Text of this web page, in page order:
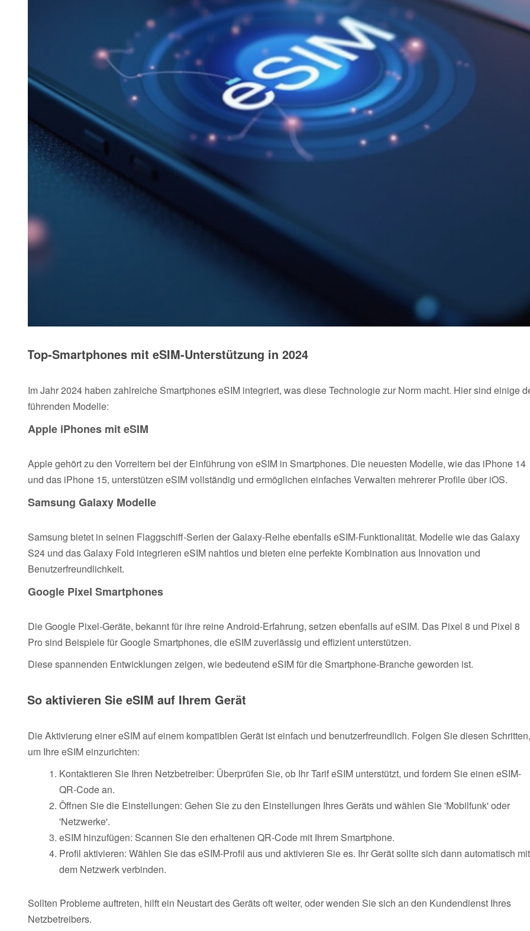
Top-Smartphones mit eSIM-Unterstützung in 2024
Im Jahr 2024 haben zahlreiche Smartphones eSIM integriert, was diese Technologie zur Norm macht. Hier sind einige
führenden Modelle:
Apple iPhones mit eSIM
Apple gehört zu den Vorreitern bei der Einführung von eSIM in Smartphones. Die neuesten Modelle, wie das iPhone 14
und das iPhone 15, unterstützen eSIM vollständig und ermöglichen einfaches Verwalten mehrerer Profile über iOS.
Samsung Galaxy Modelle
Samsung bietet in seinen Flaggschiff-Serien der Galaxy-Reihe ebenfalls eSIM-Funktionalität. Modelle wie das Galaxy
S24 und das Galaxy Fold integrieren eSIM nahtlos und bieten eine perfekte Kombination aus Innovation und
Benutzerfreundlichkeit.
Google Pixel Smartphones
Die Google Pixel-Geräte, bekannt für ihre reine Android-Erfahrung, setzen ebenfalls auf eSIM. Das Pixel 8 und Pixel 8
Pro sind Beispiele für Google Smartphones, die eSIM zuverlässig und effizient unterstützen.
Diese spannenden Entwicklungen zeigen, wie bedeutend eSIM für die Smartphone-Branche geworden ist.
So aktivieren Sie eSIM auf Ihrem Gerät
Die Aktivierung einer eSIM auf einem kompatiblen Gerät ist einfach und benutzerfreundlich. Folgen Sie diesen Schritten,
um Ihre eSIM einzurichten:
Kontaktieren Sie Ihren Netzbetreiber: Überprüfen Sie, ob Ihr Tarif eSIM unterstützt, und fordern Sie einen eSIM-
QR-Code an.
Öffnen Sie die Einstellungen: Gehen Sie zu den Einstellungen Ihres Geräts und wählen Sie 'Mobilfunk' oder
'Netzwerke'.
eSIM hinzufügen: Scannen Sie den erhaltenen QR-Code mit Ihrem Smartphone.
Profil aktivieren: Wählen Sie das eSIM-Profil aus und aktivieren Sie es. Ihr Gerät sollte sich dann automatisch mit
dem Netzwerk verbinden.
Sollten Probleme auftreten, hilft ein Neustart des Geräts oft weiter, oder wenden Sie sich an den Kundendienst Ihres
Netzbetreibers.